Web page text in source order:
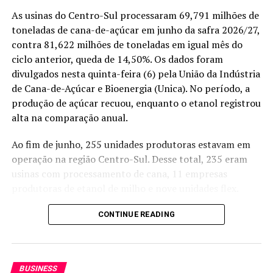
Crescimento profissional dentro da
O ingresso definitivo aconteceu poucos meses depois da
primeira safra, quando surgiu uma vaga fixa na
as etapas da produção agrícola.
As usinas do Centro-Sul processaram 69,791 milhões de
toneladas de cana-de-açúcar em junho da safra 2026/27,
contra 81,622 milhões de toneladas em igual mês do
ciclo anterior, queda de 14,50%. Os dados foram
divulgados nesta quinta-feira (6) pela União da Indústria
de Cana-de-Açúcar e Bioenergia (Unica). No período, a
produção de açúcar recuou, enquanto o etanol registrou
alta na comparação anual.
Ao fim de junho, 255 unidades produtoras estavam em
operação na região Centro-Sul. Desse total, 235 eram
usinas com processamento de cana, 11 empresas
Segundo a Unica, a qualidade da matéria-prima
Recuperáveis (ATR) chegou a 141,68 quilos por tonelada
de cana, alta de 2,91% sobre junho do ano passado.
CONTINUE READING
BUSINESS